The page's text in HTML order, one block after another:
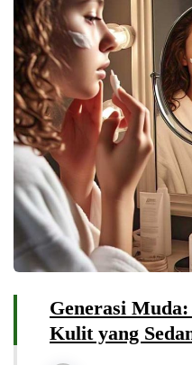
Generasi
Kulit yang